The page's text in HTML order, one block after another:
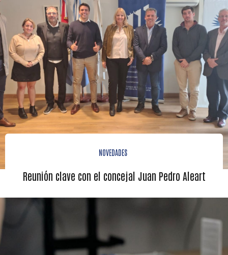
NOVEDADES
Reunión clave con el concejal Juan Pedro Aleart